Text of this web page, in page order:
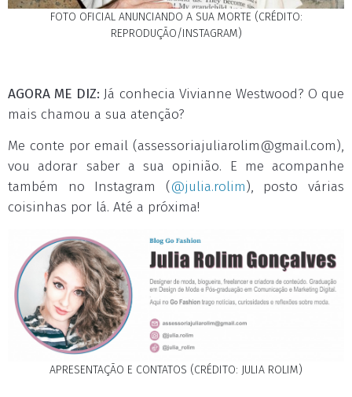
FOTO OFICIAL ANUNCIANDO A SUA MORTE (CRÉDITO:
REPRODUÇÃO/INSTAGRAM)
AGORA ME DIZ: Já conhecia Vivianne Westwood? O que
mais chamou a sua atenção?
Me conte por email (assessoriajuliarolim@gmail.com),
vou adorar saber a sua opinião. E me acompanhe
também no Instagram (@julia.rolim), posto várias
coisinhas por lá. Até a próxima!
APRESENTAÇÃO E CONTATOS (CRÉDITO: JULIA ROLIM)